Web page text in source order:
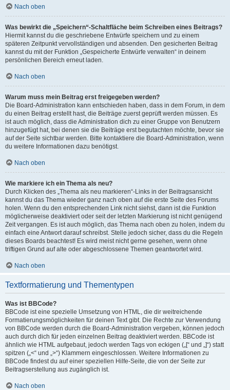
Nach oben
Was bewirkt die „Speichern“-Schaltfläche beim Schreiben eines Beitrags?
Hiermit kannst du die geschriebene Entwürfe speichern und zu einem
späteren Zeitpunkt vervollständigen und absenden. Den gesicherten Beitrag
kannst du mit der Funktion „Gespeicherte Entwürfe verwalten“ in deinem
persönlichen Bereich erneut laden.
Nach oben
Warum muss mein Beitrag erst freigegeben werden?
Die Board-Administration kann entschieden haben, dass in dem Forum, in dem
du einen Beitrag erstellt hast, die Beiträge zuerst geprüft werden müssen. Es
ist auch möglich, dass die Administration dich zu einer Gruppe von Benutzern
hinzugefügt hat, bei denen sie die Beiträge erst begutachten möchte, bevor sie
auf der Seite sichtbar werden. Bitte kontaktiere die Board-Administration, wenn
du weitere Informationen dazu benötigst.
Nach oben
Wie markiere ich ein Thema als neu?
Durch Klicken des „Thema als neu markieren“-Links in der Beitragsansicht
kannst du das Thema wieder ganz nach oben auf die erste Seite des Forums
holen. Wenn du den entsprechenden Link nicht siehst, dann ist die Funktion
möglicherweise deaktiviert oder seit der letzten Markierung ist nicht genügend
Zeit vergangen. Es ist auch möglich, das Thema nach oben zu holen, indem du
einfach eine Antwort darauf schreibst. Stelle jedoch sicher, dass du die Regeln
dieses Boards beachtest! Es wird meist nicht gerne gesehen, wenn ohne
triftigen Grund auf alte oder abgeschlossene Themen geantwortet wird.
Nach oben
Textformatierung und Thementypen
Was ist BBCode?
BBCode ist eine spezielle Umsetzung von HTML, die dir weitreichende
Formatierungsmöglichkeiten für deinen Text gibt. Die Rechte zur Verwendung
von BBCode werden durch die Board-Administration vergeben, können jedoch
auch durch dich für jeden einzelnen Beitrag deaktiviert werden. BBCode ist
ähnlich wie HTML aufgebaut, jedoch werden Tags von eckigen („[“ und „]“) statt
spitzen („<“ und „>“) Klammern eingeschlossen. Weitere Informationen zu
BBCode findest du auf einer speziellen Hilfe-Seite, die von der Seite zur
Beitragserstellung aus zugänglich ist.
Nach oben